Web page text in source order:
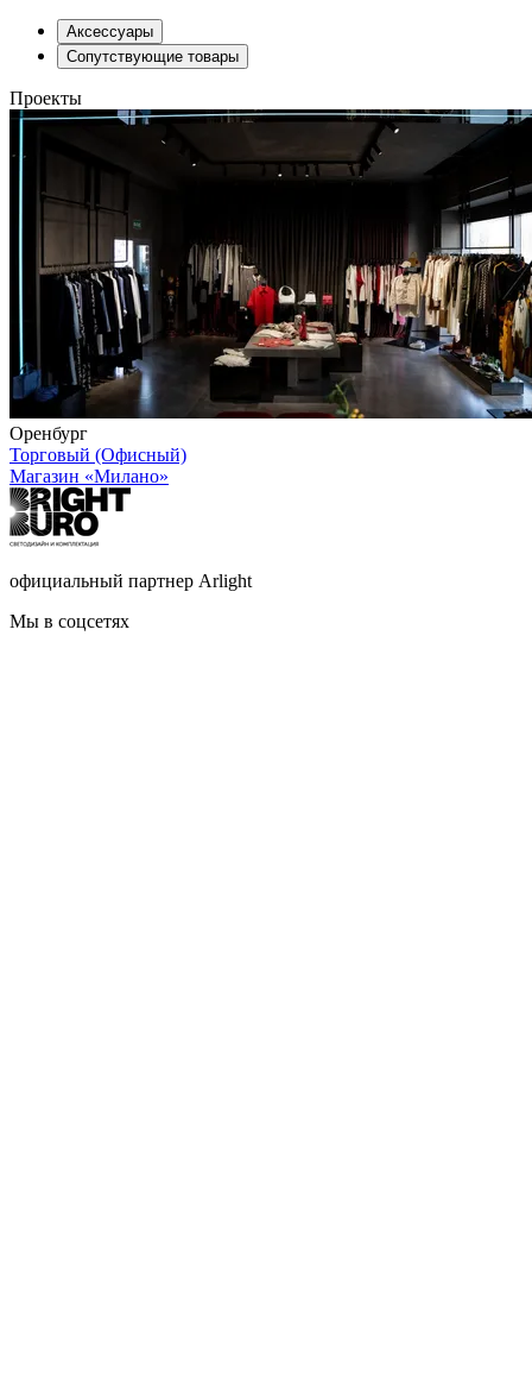
Аксессуары
Сопутствующие товары
Проекты
Оренбург
Торговый (Офисный)
Магазин «Милано»
официальный партнер Arlight
Мы в соцсетях